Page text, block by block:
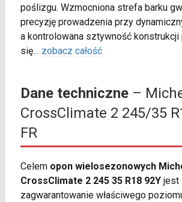
poślizgu. Wzmocniona strefa barku
precyzję prowadzenia przy
a kontrolowana sztywność konstrukcji
się... zobacz całość
Dane techniczne–
CrossClimate 2 245/35
FR
Celem opon wielosezonowych
CrossClimate 2 245 35 R18 92Yjest
zagwarantowanie właściwego